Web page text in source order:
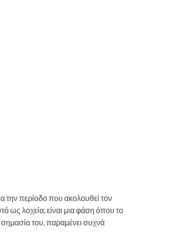
την περίοδο που ακολουθεί τον
ως λοχεία, είναι μια φάση όπου το
του, παραμένει συχνά